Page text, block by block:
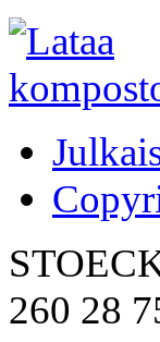
260 28